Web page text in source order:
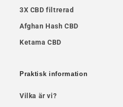
3X CBD filtrerad
Afghan Hash CBD
Ketama CBD
Praktisk information
Vilka är vi?